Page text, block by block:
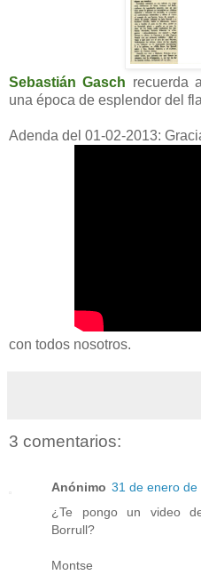
Sebastián Gasch recuerda
una época de esplendor del
Adenda del 01-02-2013:
con todos nosotros.
3 comentarios:
Anónimo 31 de enero
¿Te pongo un video
Borrull?
Montse